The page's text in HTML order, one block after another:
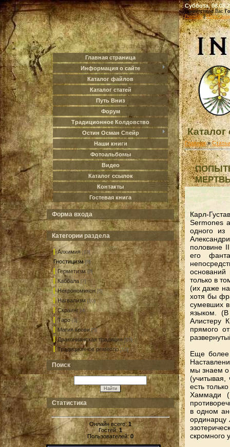
Главная страница
Информация о сайте
Каталог файлов
Каталог статей
Путь Вниз
Форум
Традиционное Колдовство
Остин Осман Спейр
Наши книги
Фотоальбомы
Видео
Каталог ссылок
Контакты
Гостевая книга
Форма входа
Категории раздела
Алхимия [13]
Гностицизм [8]
Герметизм [0]
Каббала [7]
Некрономикон [5]
Нагвализм [10]
Скраинг [4]
Таро [1]
Магия крови [5]
Драконианская традиция [10]
Традиционное ремесло [10]
Поиск
Статистика
Онлайн всего:1
Гостей:1
Пользователей:0
Суббота,
Приветствую Вас
Главная|
Каталог
Главная»Статьи
Карл-
Sermones
одного из
половине
его
только в
(их даже
хотя бы
сумевших
языком.
Алистеру
прямого
Еще более
мы знаем о
(учитывая,
есть
Хаммади
в одном
ординарцу
скромного